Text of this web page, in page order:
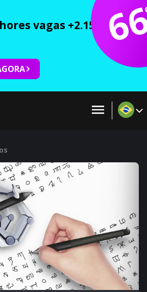
vagas +2.150 cursos